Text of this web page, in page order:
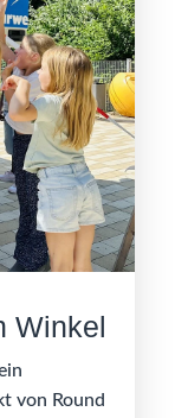
Winkel
von Round